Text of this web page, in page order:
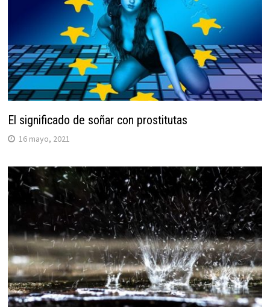
El significado de soñar con prostitutas
16 mayo, 2021